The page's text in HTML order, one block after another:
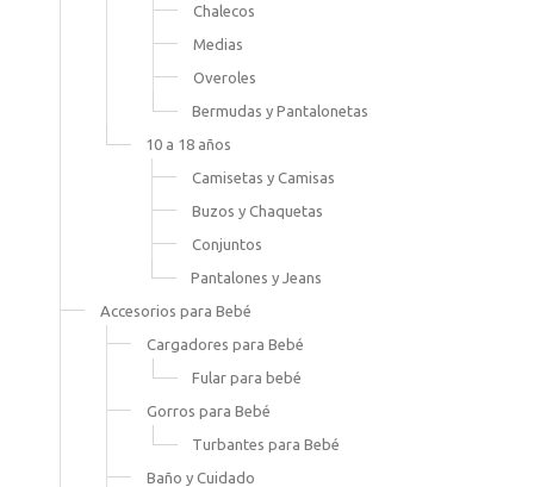
Chalecos
Medias
Overoles
Bermudas y Pantalonetas
10 a 18 años
Camisetas y Camisas
Buzos y Chaquetas
Conjuntos
Pantalones y Jeans
Accesorios para Bebé
Cargadores para Bebé
Fular para bebé
Gorros para Bebé
Turbantes para Bebé
Baño y Cuidado